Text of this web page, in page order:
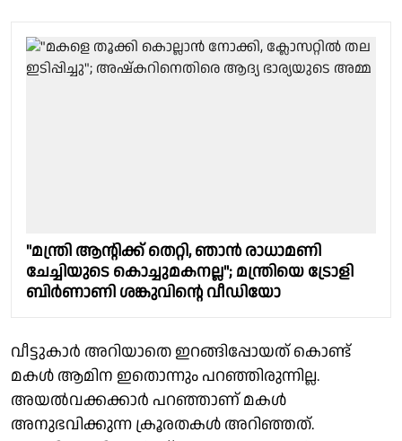
"മന്ത്രി ആൻ്റിക്ക് തെറ്റി, ഞാൻ രാധാമണി
ചേച്ചിയുടെ കൊച്ചുമകനല്ല"; മന്ത്രിയെ ട്രോളി
ബിർണാണി ശങ്കുവിൻ്റെ വീഡിയോ
വീട്ടുകാർ അറിയാതെ ഇറങ്ങിപ്പോയത് കൊണ്ട്
മകൾ ആമിന ഇതൊന്നും പറഞ്ഞിരുന്നില്ല.
അയൽവക്കക്കാർ പറഞ്ഞാണ് മകൾ
അനുഭവിക്കുന്ന ക്രൂരതകൾ അറിഞ്ഞത്.